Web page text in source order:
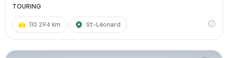
TOURING
110 294 km St-Léonard